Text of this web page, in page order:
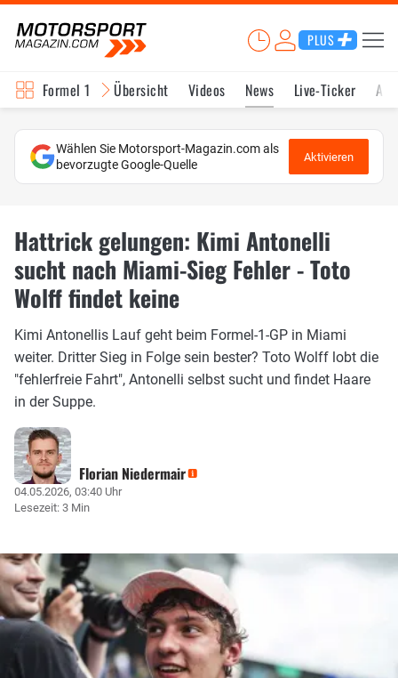
PLUS
Formel 1 Übersicht Videos News Live-Ticker
Wählen Sie Motorsport-Magazin.com als
bevorzugte Google-Quelle
Aktivieren
Hattrick gelungen: Kimi Antonelli
sucht nach Miami-Sieg Fehler - Toto
Wolff findet keine
Kimi Antonellis Lauf geht beim Formel-1-GP in Miami
weiter. Dritter Sieg in Folge sein bester? Toto Wolff lobt die
"fehlerfreie Fahrt", Antonelli selbst sucht und findet Haare
in der Suppe.
Florian Niedermair
04.05.2026, 03:40 Uhr
Lesezeit: 3 Min